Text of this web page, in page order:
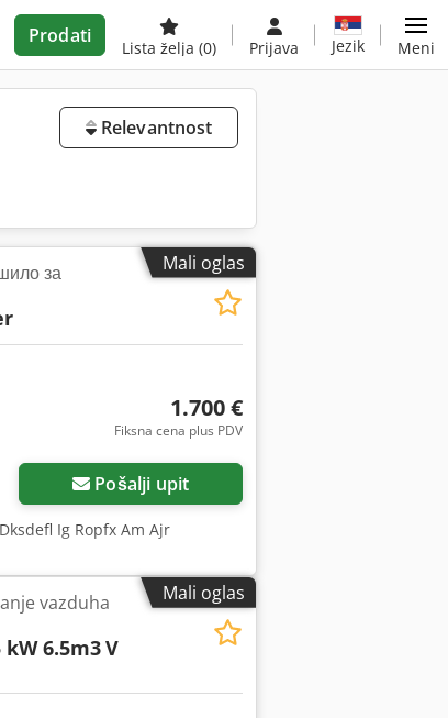
Prodati
Lista želja (0) Prijava Jezik Meni
Relevantnost
Mali oglas
за
1.700 €
Fiksna cena plus PDV
Pošalji upit
Ig Ropfx Am Ajr
Mali oglas
vazduha
kW 6.5m3V